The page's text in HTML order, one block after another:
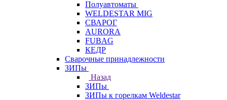
Полуавтоматы
WELDESTAR MIG
СВАРОГ
AURORA
FUBAG
КЕДР
Сварочные принадлежности
ЗИПы
Назад
ЗИПы
ЗИПы к горелкам Weldestar